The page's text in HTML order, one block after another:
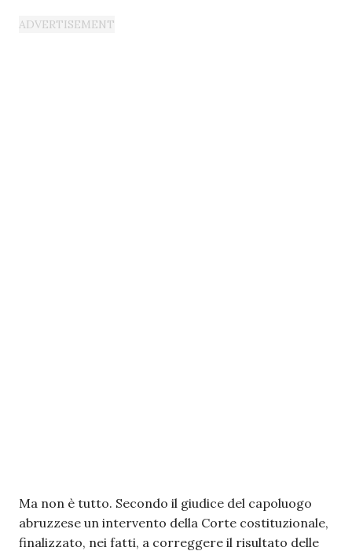
Ma non è tutto. Secondo il giudice del capoluogo
abruzzese un intervento della Corte costituzionale,
finalizzato, nei fatti, a correggere il risultato delle